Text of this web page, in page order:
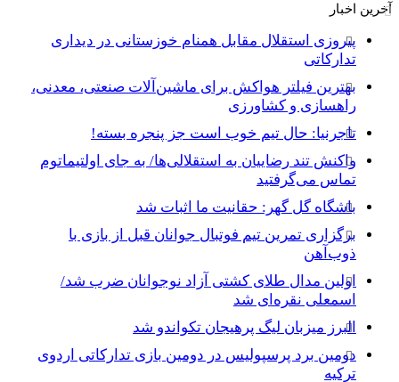
آخرین اخبار
پیروزی استقلال مقابل همنام خوزستانی در دیداری
تدارکاتی
بهترین فیلتر هواکش برای ماشین‌آلات صنعتی، معدنی،
راهسازی و کشاورزی
تاجرنیا: حال تیم خوب است جز پنجره بسته!
واکنش تند رضاییان به استقلالی‌ها/ به جای اولتیماتوم
تماس می‌گرفتید
باشگاه گل گهر: حقانیت ما اثبات شد
برگزاری تمرین تیم فوتبال جوانان قبل از بازی با
ذوب‌آهن
اولین مدال طلای کشتی آزاد نوجوانان ضرب شد/
اسمعلی نقره‌ای شد
البرز میزبان لیگ پرهیجان تکواندو شد
دومین برد پرسپولیس در دومین بازی تدارکاتی اردوی
ترکیه